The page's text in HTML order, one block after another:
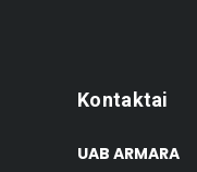
Kontaktai
UAB ARMARA